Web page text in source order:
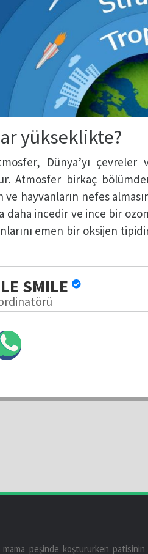
yükseklikte?
Dünya’yı çevreler
Atmosfer birkaç
hayvanların nefes
incedir ve ince bir ozon
emen bir oksijen
SMILE
mama peşinde koştururken